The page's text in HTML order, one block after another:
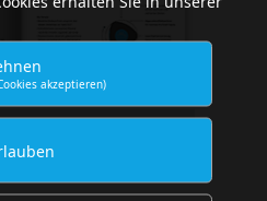
öffnen
akzeptieren)